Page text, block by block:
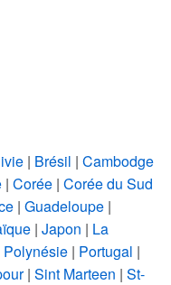
| Brésil | Cambodge
| Corée | Corée du Sud
| Guadeloupe |
| Japon | La
Polynésie | Portugal |
| Sint Marteen | St-